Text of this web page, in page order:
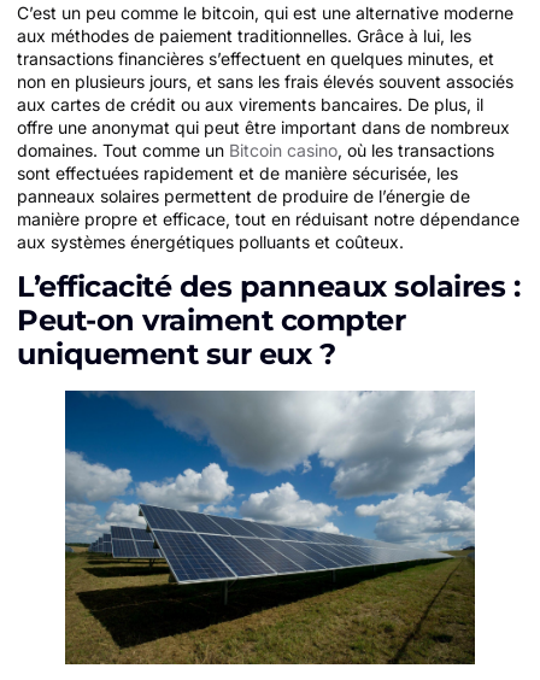
C’est un peu comme le bitcoin, qui est une alternative moderne
aux méthodes de paiement traditionnelles. Grâce à lui, les
transactions financières s’effectuent en quelques minutes, et
non en plusieurs jours, et sans les frais élevés souvent associés
aux cartes de crédit ou aux virements bancaires. De plus, il
offre une anonymat qui peut être important dans de nombreux
domaines. Tout comme un Bitcoin casino, où les transactions
sont effectuées rapidement et de manière sécurisée, les
panneaux solaires permettent de produire de l’énergie de
manière propre et efficace, tout en réduisant notre dépendance
aux systèmes énergétiques polluants et coûteux.
L’efficacité des panneaux solaires :
Peut-on vraiment compter
uniquement sur eux ?